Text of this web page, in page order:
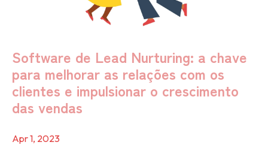
Software de Lead Nurturing: a chave
para melhorar as relações com os
clientes e impulsionar o crescimento
das vendas
Apr 1, 2023